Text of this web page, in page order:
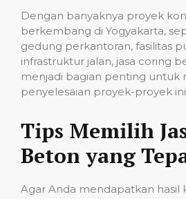
Dengan banyaknya proyek
berkembang di Yogyakarta,
gedung perkantoran, fasilitas
infrastruktur jalan, jasa coring
menjadi bagian penting
penyelesaian proyek-proyek
Tips Memilih
Beton yang
Agar Anda mendapatkan hasil